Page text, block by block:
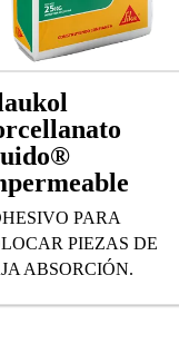
PARA
PIEZAS DE
ABSORCIÓN.